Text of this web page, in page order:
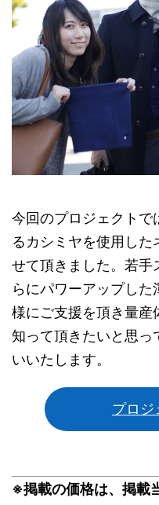
今回のプロジェクトで
るカシミヤを使用した
せて頂きました。若手
らにパワーアップし
様にご支援を頂き量産
知って頂きたいと思っ
いいたします。
プロジ
※掲載の価格は、掲載